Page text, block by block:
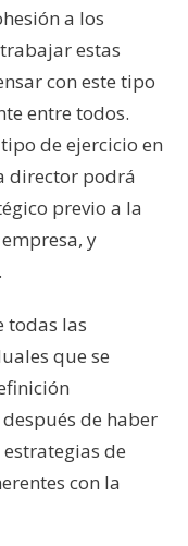
a los
estas
con este tipo
entre todos.
de ejercicio en
director podrá
previo a la
y
todas las
que se
de haber
de
con la